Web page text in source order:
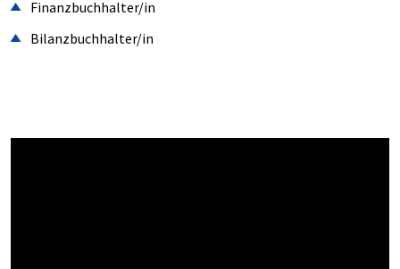
Finanzbuchhalter/in
Bilanzbuchhalter/in